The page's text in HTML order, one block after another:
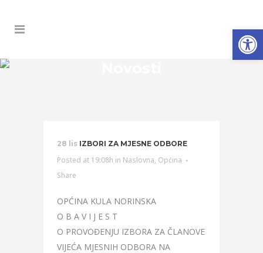
28 lis IZBORI ZA MJESNE ODBORE
Posted at 19:08h in Naslovna, Općina
Share
OPĆINA KULA NORINSKA
O B A V I J E S T
O PROVOĐENJU IZBORA ZA ČLANOVE
VIJEĆA MJESNIH ODBORA NA